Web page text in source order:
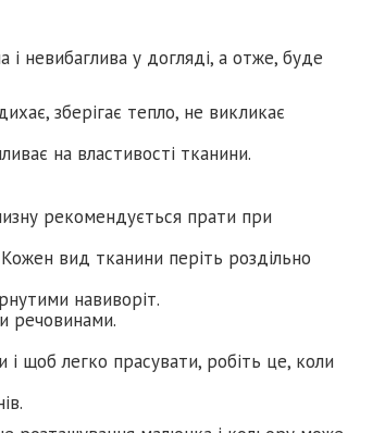
і невибаглива у догляді, а отже, буде
зберігає тепло, не викликає
на властивості тканини.
рекомендується прати при
вид тканини періть роздільно
навиворіт.
речовинами.
щоб легко прасувати, робіть це, коли